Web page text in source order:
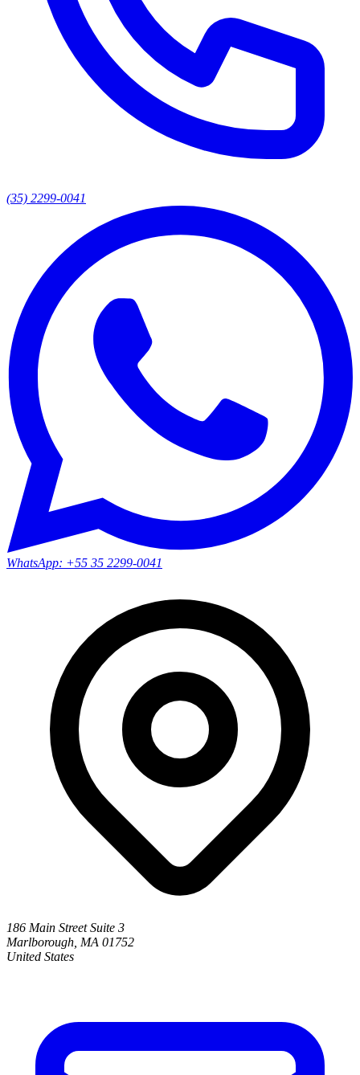
(35) 2299-0041
WhatsApp: +55 35 2299-0041
186 Main Street Suite 3
Marlborough, MA 01752
United States